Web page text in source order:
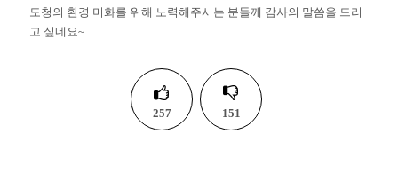
도청의 환경 미화를 위해 노력해주시는 분들께 감사의 말씀을 드리
고 싶네요~
257 151